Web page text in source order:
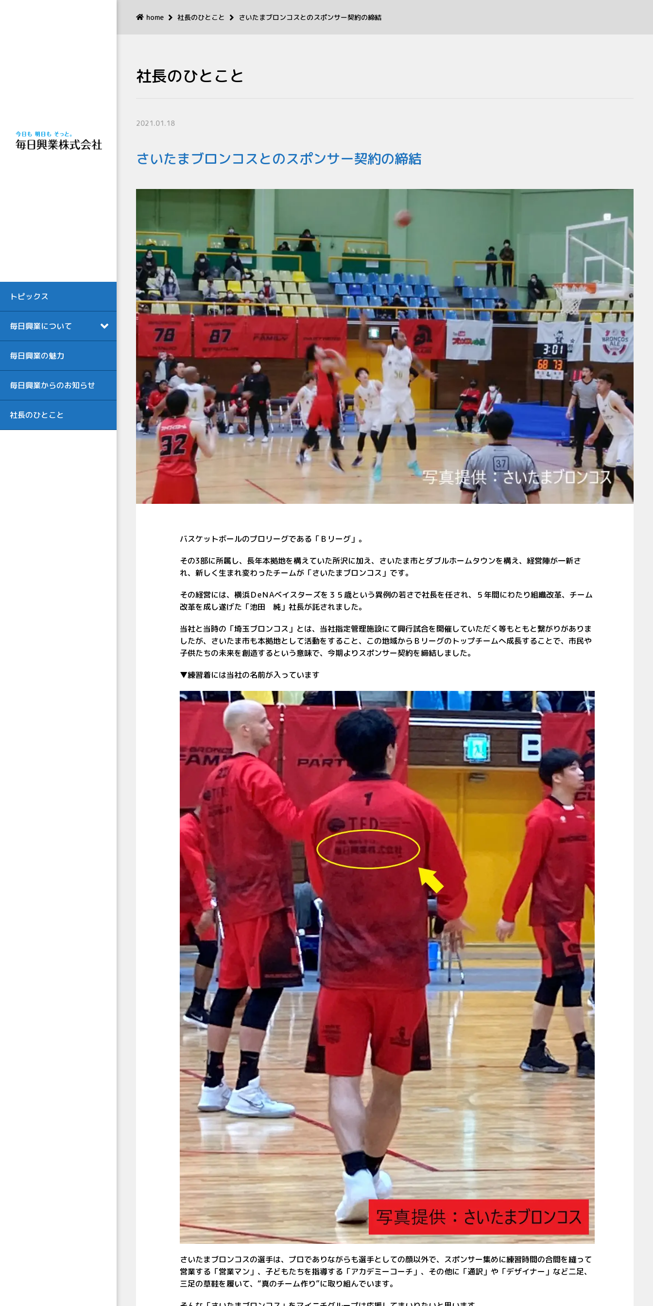
トピックス
毎日興業について
毎日興業の魅力
毎日興業からのお知らせ
社長のひとこと
home 社長のひとこと さいたまブロンコスとのスポンサー契約の締結
社長のひとこと
2021.01.18
さいたまブロンコスとのスポンサー契約の締結
バスケットボールのプロリーグである「Ｂリーグ」。
その3部に所属し、長年本拠地を構えていた所沢に加え、さいたま市とダブルホームタウンを構え、経営陣が一新さ
れ、新しく生まれ変わったチームが「さいたまブロンコス」です。
その経営には、横浜ＤeＮAベイスターズを３５歳という異例の若さで社長を任され、５年間にわたり組織改革、チーム
改革を成し遂げた「池田 純」社長が託されました。
当社と当時の「埼玉ブロンコス」とは、当社指定管理施設にて興行試合を開催していただく等もともと繋がりがありま
したが、さいたま市も本拠地として活動をすること、この地域からＢリーグのトップチームへ成長することで、市民や
子供たちの未来を創造するという意味で、今期よりスポンサー契約を締結しました。
▼練習着には当社の名前が入っています
さいたまブロンコスの選手は、プロでありながらも選手としての顔以外で、スポンサー集めに練習時間の合間を縫って
営業する「営業マン」、子どもたちを指導する「アカデミーコーチ」、その他に「通訳」や「デザイナー」など二足、
三足の草鞋を履いて、“真のチーム作り”に取り組んでいます。